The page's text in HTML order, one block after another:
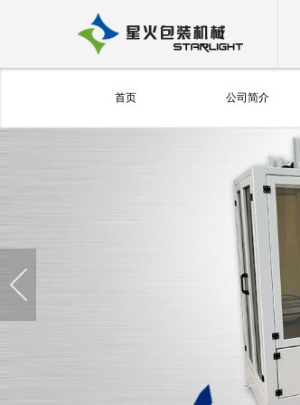
首页 公司简介